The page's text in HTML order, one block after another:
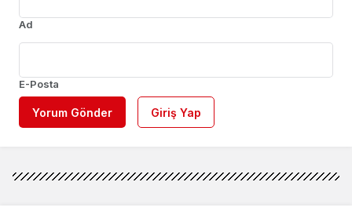
Ad
E-Posta
Yorum Gönder Giriş Yap